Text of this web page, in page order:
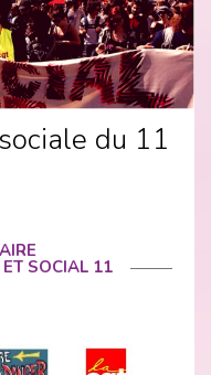
du 11
SOCIAL 11